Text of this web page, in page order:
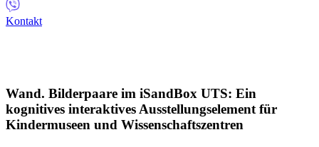
Kontakt
Wand. Bilderpaare im iSandBox UTS: Ein
kognitives interaktives Ausstellungselement für
Kindermuseen und Wissenschaftszentren